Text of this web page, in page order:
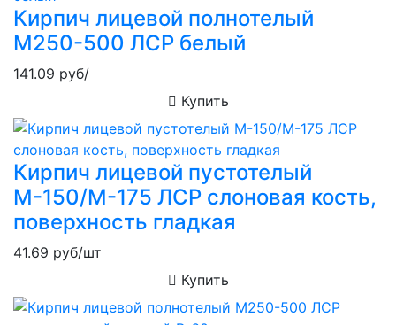
Кирпич лицевой полнотелый
М250-500 ЛСР белый
141.09 руб/
Купить
Кирпич лицевой пустотелый
М-150/М-175 ЛСР слоновая кость,
поверхность гладкая
41.69 руб/шт
Купить